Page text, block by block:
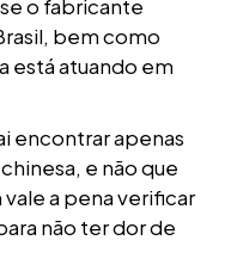
o fabricante
bem como
está atuando em
encontrar apenas
e não que
a pena verificar
não ter dor de